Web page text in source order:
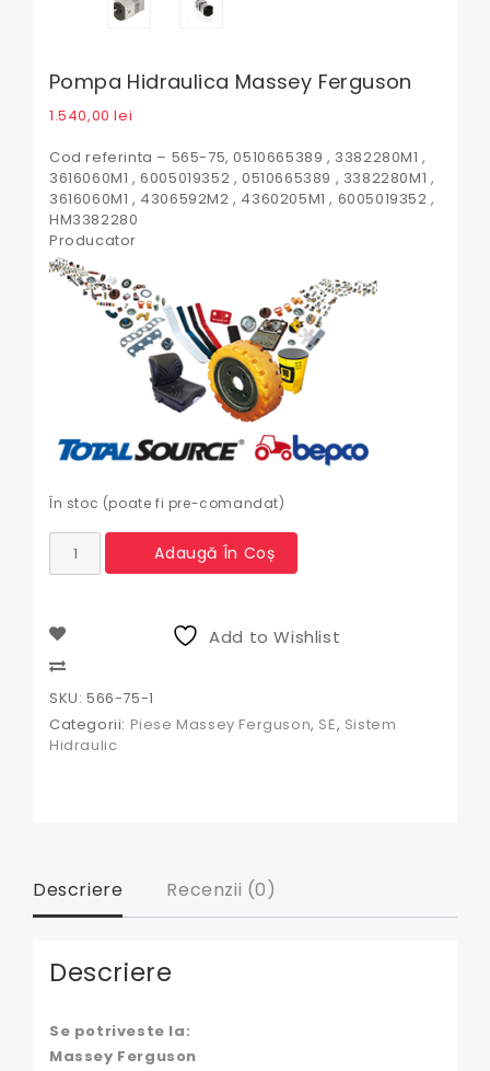
Pompa Hidraulica Massey Ferguson
1.540,00lei
Cod referinta – 565-75, 0510665389 , 3382280M1 ,
3616060M1 , 6005019352 , 0510665389 , 3382280M1 ,
3616060M1 , 4306592M2 , 4360205M1 , 6005019352 ,
HM3382280
Producator
În stoc (poate fi pre-comandat)
Cantitate
Pompa
Ferguson
Adaugă În Coș
Add to Wishlist
SKU: 566-75-1
Categorii: Piese Massey Ferguson, SE, Sistem
Hidraulic
Descriere Recenzii (0)
Descriere
Se potriveste la:
Massey Ferguson